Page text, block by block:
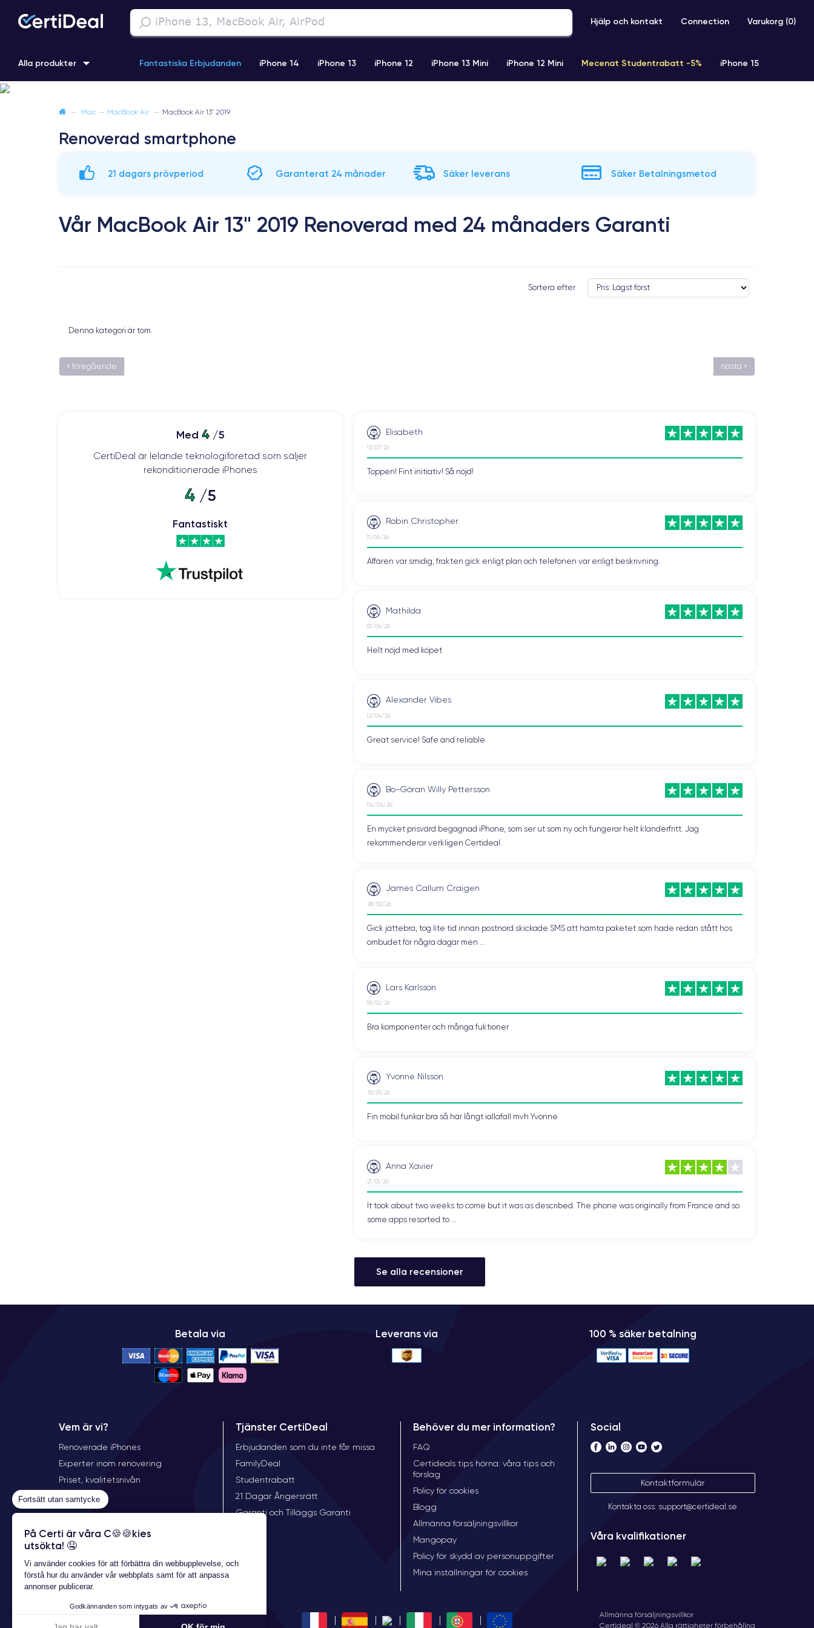
Hjälp och kontakt Connection Varukorg (0)
Alla produkter Fantastiska Erbjudanden iPhone 14 iPhone 13 iPhone 12 iPhone 13 Mini iPhone 12 Mini Mecenat Studentrabatt -5% iPhone 15
iPhone 11 Pro iPhone 15 Pro
— Mac — MacBook Air — MacBook Air 13" 2019
Renoverad smartphone
21 dagars prövperiod Garanterat 24 månader Säker leverans Säker Betalningsmetod
Vår MacBook Air 13" 2019 Renoverad med 24 månaders Garanti
Sortera efter
Denna kategori är tom.
« föregående nästa »
Med 4/5
CertiDeal är lelande teknologiföretad som säljer
rekonditionerade iPhones
4/5
Fantastiskt
Elisabeth
13/07/26
Toppen! Fint initiativ! Så nöjd!
Robin Christopher
11/06/26
Affären var smidig, frakten gick enligt plan och telefonen var enligt beskrivning.
Mathilda
01/06/26
Helt nöjd med köpet
Alexander Vibes
12/04/26
Great service! Safe and reliable
Bo-Göran Willy Pettersson
04/04/26
En mycket prisvärd begagnad iPhone, som ser ut som ny och fungerar helt klanderfritt. Jag
rekommenderar verkligen Certideal.
James Callum Craigen
28/02/26
Gick jättebra, tog lite tid innan postnord skickade SMS att hämta paketet som hade redan stått hos
ombudet för några dagar men ...
Lars Karlsson
18/02/26
Bra komponenter och många fuktioner
Yvonne Nilsson
30/01/26
Fin mobil funkar bra så här långt iallafall mvh Yvonne
Anna Xavier
21/01/26
It took about two weeks to come but it was as described. The phone was originally from France and so
some apps resorted to ...
Se alla recensioner
Betala via Leverans via 100 % säker betalning
Vem är vi?
Renoverade iPhones
Experter inom renovering
Priset, kvalitetsnivån
Tjänster CertiDeal
Erbjudanden som du inte får missa
FamilyDeal
Studentrabatt
21 Dagar Ångersrätt
Garanti och Tilläggs Garanti
Behöver du mer information?
FAQ
Certideals tips hörna: våra tips och
förslag
Policy för cookies
Blogg
Allmänna försäljningsvillkor
Mangopay
Policy för skydd av personuppgifter
Mina inställningar för cookies
Social
Kontaktformulär
Kontakta oss: support@certideal.se
Våra kvalifikationer
Allmänna försäljningsvillkor
Certideal © 2026 Alla rättigheter förbehållna
Fortsätt utan samtycke
På Certi är våra C🍪🍪kies
utsökta! 🤤
Vi använder cookies för att förbättra din webbupplevelse, och
förstå hur du använder vår webbplats samt för att anpassa
annonser publicerar.
Godkännanden som intygats av